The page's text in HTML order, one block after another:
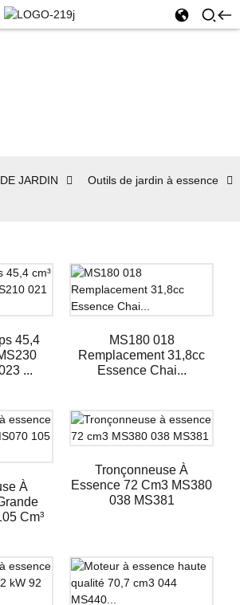
JARDIN
Outils de jardin à essence
45,4
...
MS180 018
Remplacement 31,8cc
Essence Chai...
À
Cm³
Tronçonneuse À
Essence 72 Cm3 MS380
038 MS381